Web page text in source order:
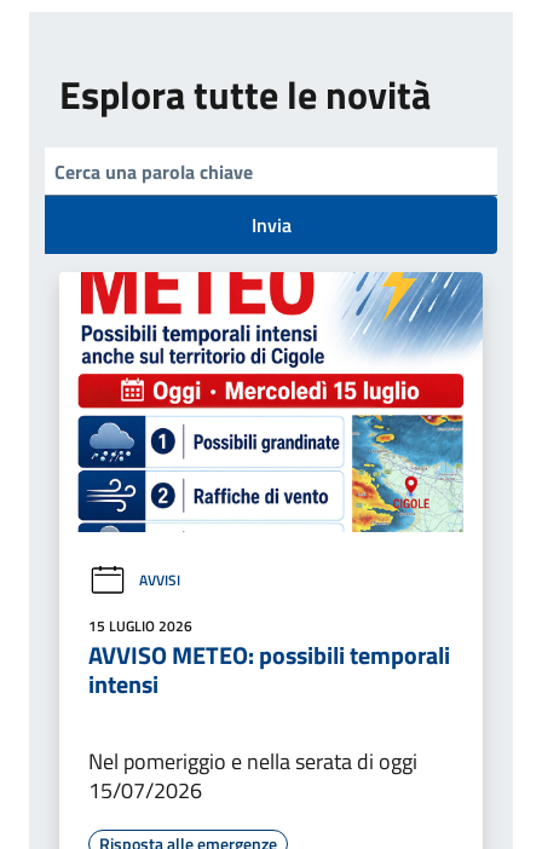
Esplora tutte le novità
Invia
AVVISI
15 LUGLIO 2026
AVVISO METEO: possibili temporali
intensi
Nel pomeriggio e nella serata di oggi
15/07/2026
Risposta alle emergenze